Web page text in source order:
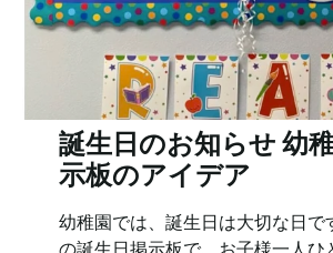
誕生日のお知らせ 幼
示板のアイデア
幼稚園では、誕生日は大切な日で